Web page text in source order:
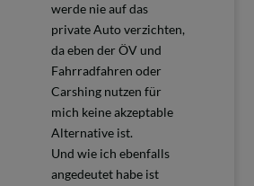
werde nie auf das
private Auto verzichten,
da eben der ÖV und
Fahrradfahren oder
Carshing nutzen für
mich keine akzeptable
Alternative ist.
Und wie ich ebenfalls
angedeutet habe ist